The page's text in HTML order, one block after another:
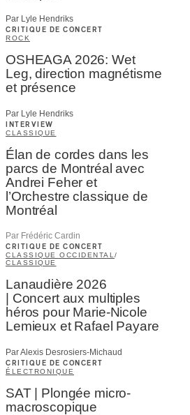
Par Lyle Hendriks
CRITIQUE DE CONCERT
ROCK
OSHEAGA 2026: Wet
Leg, direction magnétisme
et présence
Par Lyle Hendriks
INTERVIEW
CLASSIQUE
Élan de cordes dans les
parcs de Montréal avec
Andrei Feher et
l’Orchestre classique de
Montréal
Par Frédéric Cardin
CRITIQUE DE CONCERT
CLASSIQUE OCCIDENTAL/
CLASSIQUE
Lanaudière 2026
| Concert aux multiples
héros pour Marie-Nicole
Lemieux et Rafael Payare
Par Alexis Desrosiers-Michaud
CRITIQUE DE CONCERT
ÉLECTRONIQUE
SAT | Plongée micro-
macroscopique